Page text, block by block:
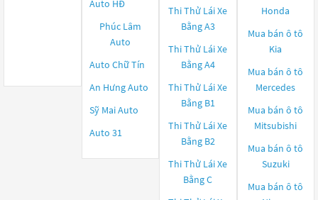
Auto HĐ
Phúc Lâm
Auto
Auto Chữ Tín
An Hưng Auto
Sỹ Mai Auto
Auto 31
Thi Thử Lái Xe
Bằng A3
Thi Thử Lái Xe
Bằng A4
Thi Thử Lái Xe
Bằng B1
Thi Thử Lái Xe
Bằng B2
Thi Thử Lái Xe
Bằng C
Honda
Mua bán ô tô
Kia
Mua bán ô tô
Mercedes
Mua bán ô tô
Mitsubishi
Mua bán ô tô
Suzuki
Mua bán ô tô